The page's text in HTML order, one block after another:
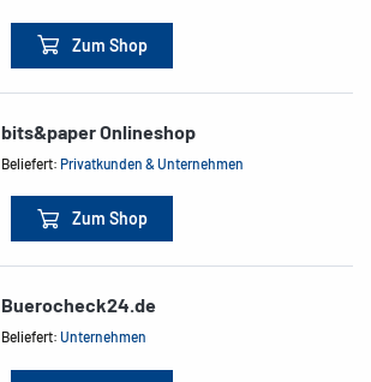
Zum Shop
bits&paper Onlineshop
Beliefert:Privatkunden & Unternehmen
Zum Shop
Buerocheck24.de
Beliefert:Unternehmen